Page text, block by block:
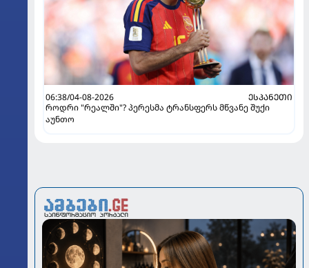
06:38/04-08-2026
ᲔᲡᲞᲐᲜᲔᲗᲘ
როდრი "რეალში"? პერესმა ტრანსფერს მწვანე შუქი
აუნთო